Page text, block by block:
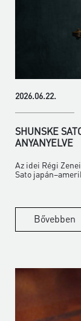
2026.06.22.
SHUNSKE
ANYANYELVE
Az idei Régi
Sato
Bővebben